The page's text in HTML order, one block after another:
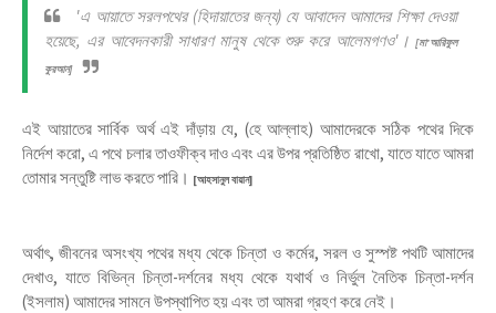
'এ আয়াতে সরলপথের (হিদায়াতের জন্য) যে আবাদেন আমাদের শিক্ষা দেওয়া
হয়েছে, এর আবেদনকারী সাধারণ মানুষ থেকে শুরু করে আলেমগণও'। [মা'আরিফুল
কুরআন]
এই আয়াতের সার্বিক অর্থ এই দাঁড়ায় যে, (হে আল্লাহ) আমাদেরকে সঠিক পথের দিকে
নির্দেশ করো, এ পথে চলার তাওফীক্ব দাও এবং এর উপর প্রতিষ্ঠিত রাখো, যাতে যাতে আমরা
তোমার সন্তুষ্টি লাভ করতে পারি। [আহসানুল বায়ান]
অর্থাৎ, জীবনের অসংখ্য পথের মধ্য থেকে চিন্তা ও কর্মের, সরল ও সুস্পষ্ট পথটি আমাদের
দেখাও, যাতে বিভিন্ন চিন্তা-দর্শনের মধ্য থেকে যথার্থ ও নির্ভুল নৈতিক চিন্তা-দর্শন
(ইসলাম) আমাদের সামনে উপস্থাপিত হয় এবং তা আমরা গ্রহণ করে নেই।